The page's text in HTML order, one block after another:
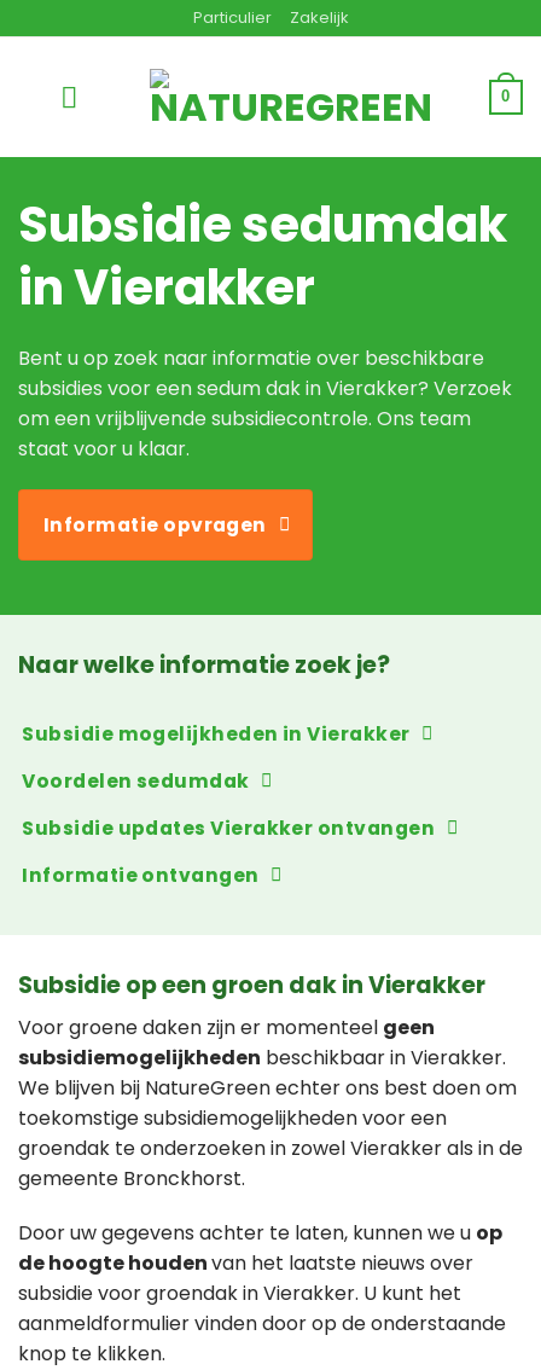
naar
Particulier Zakelijk
0
Subsidie sedumdak
in Vierakker
Bent u op zoek naar informatie over beschikbare
subsidies voor een sedum dak in Vierakker? Verzoek
om een vrijblijvende subsidiecontrole. Ons team
staat voor u klaar.
Informatie opvragen
Naar welke informatie zoek je?
Subsidie mogelijkheden in Vierakker
Voordelen sedumdak
Subsidie updates Vierakker ontvangen
Informatie ontvangen
Subsidie op een groen dak in Vierakker
Voor groene daken zijn er momenteel geen
subsidiemogelijkheden beschikbaar in Vierakker.
We blijven bij NatureGreen echter ons best doen om
toekomstige subsidiemogelijkheden voor een
groendak te onderzoeken in zowel Vierakker als in de
gemeente Bronckhorst.
Door uw gegevens achter te laten, kunnen we u op
de hoogte houdenvan het laatste nieuws over
subsidie voor groendak in Vierakker. U kunt het
aanmeldformulier vinden door op de onderstaande
knop te klikken.